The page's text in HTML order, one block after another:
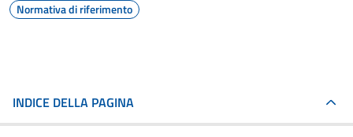
Normativa di riferimento
INDICE DELLA PAGINA